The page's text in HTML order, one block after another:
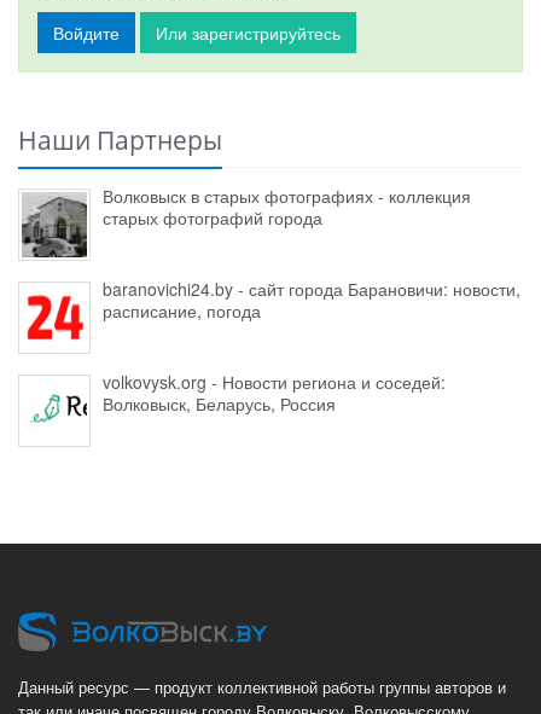
Войдите Или зарегистрируйтесь
Наши Партнеры
Волковыск в старых фотографиях - коллекция
старых фотографий города
baranovichi24.by - сайт города Барановичи: новости,
расписание, погода
volkovysk.org - Новости региона и соседей:
Волковыск, Беларусь, Россия
Данный ресурс — продукт коллективной работы группы авторов и